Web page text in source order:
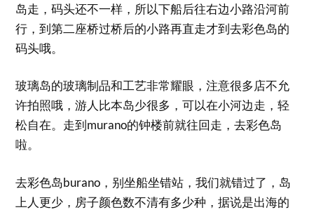
岛走，码头还不一样，所以下船后往右边小路沿河前
行，到第二座桥过桥后的小路再直走才到去彩色岛的
码头哦。
玻璃岛的玻璃制品和工艺非常耀眼，注意很多店不允
许拍照哦，游人比本岛少很多，可以在小河边走，轻
松自在。走到murano的钟楼前就往回走，去彩色岛
啦。
去彩色岛burano，别坐船坐错站，我们就错过了，岛
上人更少，房子颜色数不清有多少种，据说是出海的